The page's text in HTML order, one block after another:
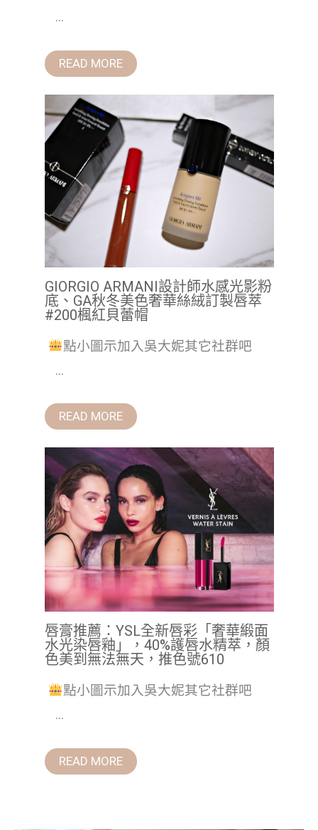
...
READ MORE
GIORGIO ARMANI設計師水感光影粉
底、GA秋冬美色奢華絲絨訂製唇萃
#200楓紅貝蕾帽
點小圖示加入吳大妮其它社群吧
...
READ MORE
唇膏推薦：YSL全新唇彩「奢華緞面
水光染唇釉」，40%護唇水精萃，顏
色美到無法無天，推色號610
點小圖示加入吳大妮其它社群吧
...
READ MORE